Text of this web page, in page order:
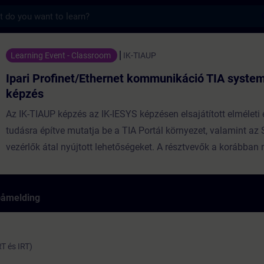
kommunikáció TIA system
Learning Event - Classroom IK-TIAUP
Ipari Profinet/Ethernet kommunikáció TIA
képzés
Az IK-TIAUP képzés az IK-IESYS képzésen elsajátított
tudásra építve mutatja be a TIA Portál környezet, valamint az
vezérlők átal nyújtott lehetőségeket. A résztvevők a korábban
300/400 környezetben megismert lehetőségekmellett
1500 vezérlők új és minden eddiginél hatékonyabb
elméleti alapjaival, S7-300 vagy S7-400 vezérlőkkel szerzett
és IRT)